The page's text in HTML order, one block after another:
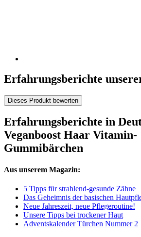
Erfahrungsberichte
Dieses Produkt bewerten
Erfahrungsberichte in
Veganboost Haar Vitamin-
Gummibärchen
Aus unserem Magazin:
5 Tipps für strahlend-gesunde Zähne
Das Geheimnis der basischen
Neue Jahreszeit, neue Pflegeroutine!
Unsere Tipps bei trockener Haut
Adventskalender Türchen Nummer 2